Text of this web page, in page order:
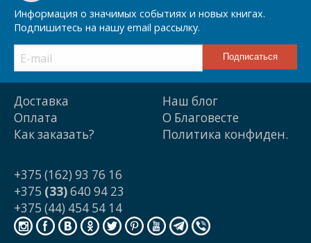
Информация о значимых событиях и новых книгах.
Подпишитесь на нашу email рассылку.
Доставка
Оплата
Как заказать?
Наш блог
О Благовесте
Политика конфиден.
+375 (162) 93 76 16
+375 (33)640 94 23
+375 (44) 454 54 14